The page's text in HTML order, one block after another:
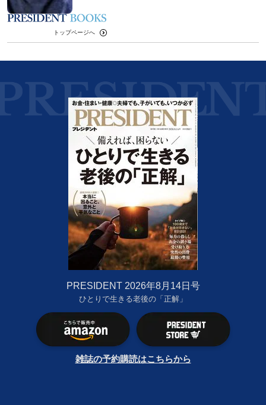
トップページへ
PRESIDENT 2026年8月14日号
ひとりで生きる老後の「正解」
雑誌の予約購読はこちらから